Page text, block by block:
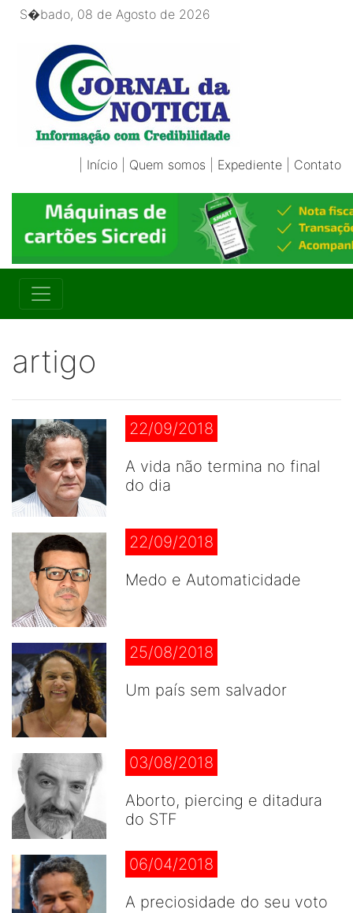
S�bado, 08 de Agosto de 2026
Início Quem somos Expediente Contato
artigo
22/09/2018
A vida não termina no final
do dia
22/09/2018
Medo e Automaticidade
25/08/2018
Um país sem salvador
03/08/2018
Aborto, piercing e ditadura
do STF
06/04/2018
A preciosidade do seu voto